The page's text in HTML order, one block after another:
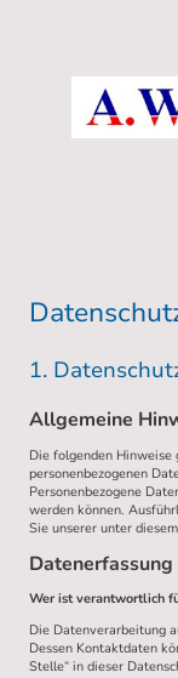
1.
Allgemeine
Die folgenden Hinweise
personenbezogenen
Personenbezogene
werden können.
Sie unserer unter
Wer ist verantwortlich
Die Datenverarbeitung
Dessen Kontaktdaten
Stelle“ in dieser